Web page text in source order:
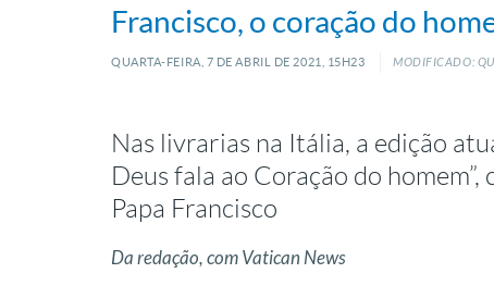
Francisco, o coração do
QUARTA-FEIRA, 7 DE ABRIL DE 2021, 15H23 MODIFICADO:
Nas livrarias na Itália, a edição
Deus fala ao Coração do
Papa Francisco
Da redação, com Vatican News